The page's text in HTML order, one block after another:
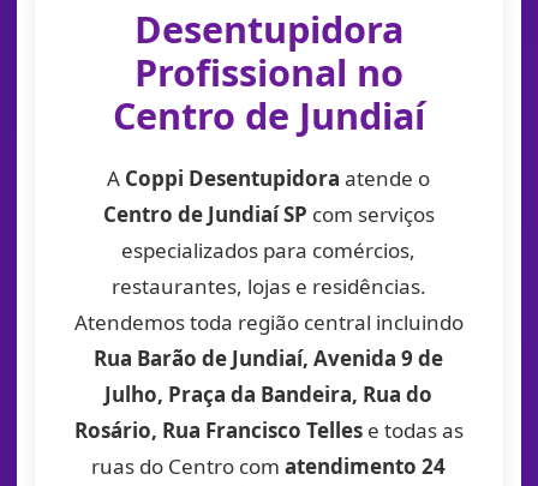
Desentupidora
Profissional no
Centro de Jundiaí
A Coppi Desentupidora atende o
Centro de Jundiaí SP com serviços
especializados para comércios,
restaurantes, lojas e residências.
Atendemos toda região central incluindo
Rua Barão de Jundiaí, Avenida 9 de
Julho, Praça da Bandeira, Rua do
Rosário, Rua Francisco Tellese todas as
ruas do Centro comatendimento 24